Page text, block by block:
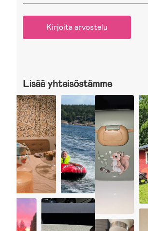
Kirjoita arvostelu
Lisää yhteisöstämme